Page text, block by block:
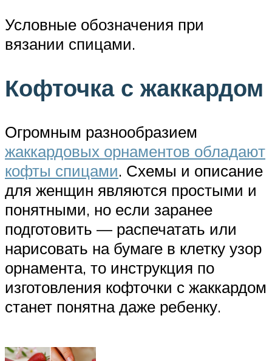
Условные обозначения при
вязании спицами.
Кофточка с жаккардом
Огромным разнообразием
жаккардовых орнаментов обладают
кофты спицами. Схемы и описание
для женщин являются простыми и
понятными, но если заранее
подготовить — распечатать или
нарисовать на бумаге в клетку узор
орнамента, то инструкция по
изготовления кофточки с жаккардом
станет понятна даже ребенку.